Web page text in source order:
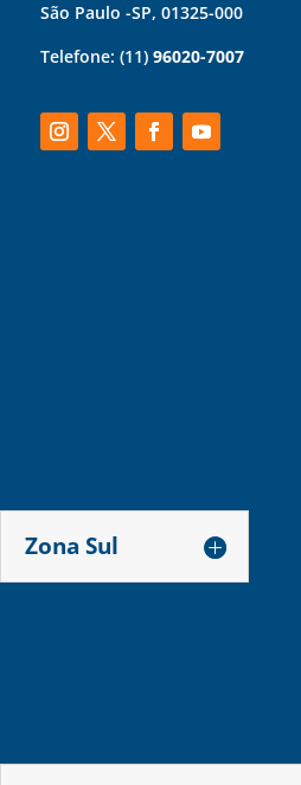
São Paulo -SP, 01325-000
Telefone: (11) 96020-7007
Zona Sul